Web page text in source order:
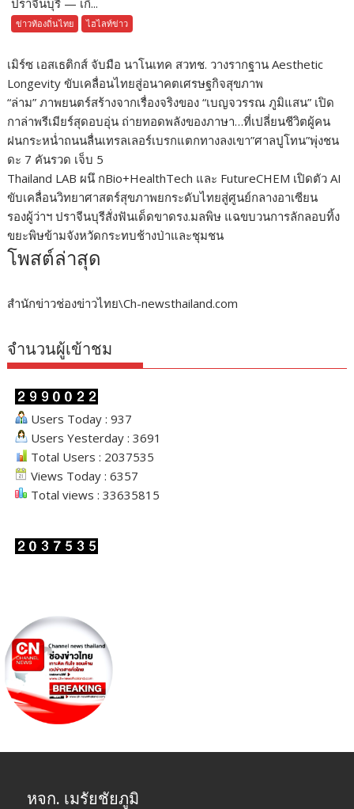
ปราจีนบุรี — เกิ...
ข่าวท้องถิ่นไทย ไฮไลท์ข่าว
เมิร์ซ เอสเธติกส์ จับมือ นาโนเทค สวทช. วางรากฐาน Aesthetic
Longevity ขับเคลื่อนไทยสู่อนาคตเศรษฐกิจสุขภาพ
“ล่าม” ภาพยนตร์สร้างจากเรื่องจริงของ “เบญจวรรณ ภูมิแสน” เปิด
กาล่าพรีเมียร์สุดอบอุ่น ถ่ายทอดพลังของภาษา…ที่เปลี่ยนชีวิตผู้คน
ฝนกระหน่ำถนนลื่นเทรลเลอร์เบรกแตกทางลงเขา”ศาลปูโทน”พุ่งชน
ดะ 7 คันรวด เจ็บ 5
Thailand LAB ผนึ กBio+HealthTech และ FutureCHEM เปิดตัว AI
ขับเคลื่อนวิทยาศาสตร์สุขภาพยกระดับไทยสู่ศูนย์กลางอาเซียน
รองผู้ว่าฯ ปราจีนบุรีสั่งฟันเด็ดขาดรง.มลพิษ แฉขบวนการลักลอบทิ้ง
ขยะพิษข้ามจังหวัดกระทบช้างป่าและชุมชน
โพสต์ล่าสุด
สำนักข่าวช่องข่าวไทย\Ch-newsthailand.com
จำนวนผู้เข้าชม
Users Today : 937
Users Yesterday : 3691
Total Users : 2037535
Views Today : 6357
Total views : 33635815
หจก. เมรัยชัยภูมิ